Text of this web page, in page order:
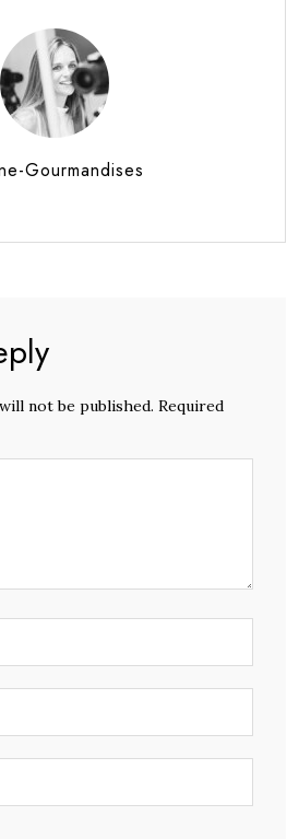
Gourmandises
not be published. Required